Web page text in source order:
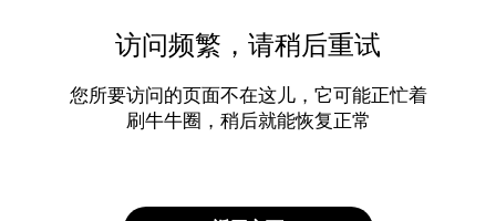
访问频繁，请稍后重试
您所要访问的页面不在这儿，它可能正忙着
刷牛牛圈，稍后就能恢复正常